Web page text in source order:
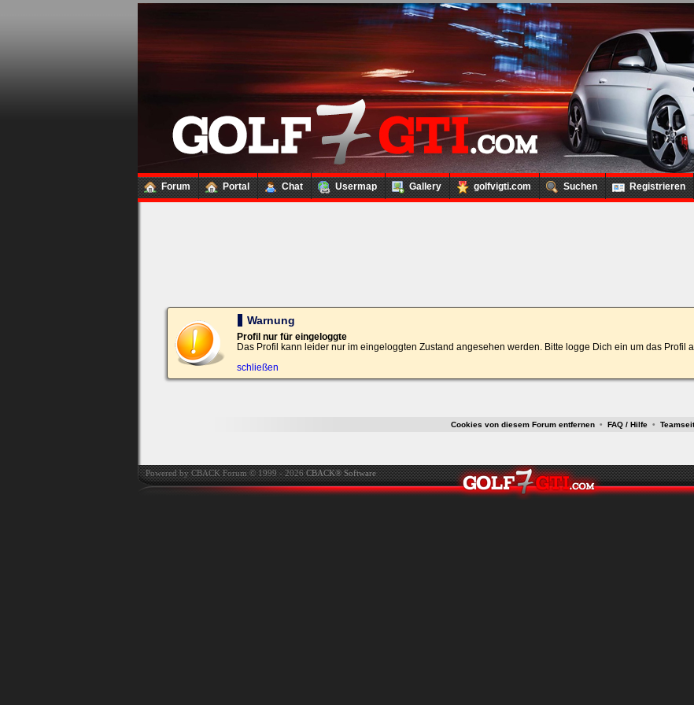
Forum Portal Chat Usermap Gallery golfvigti.com Suchen Registrieren
Loginbox
Trage
bitte
in
die
nachfolgenden
Felder
Deinen
Benutzernamen
und
Kennwort
ein,
um
Bei jedem Besuch
automatisch einloggen.
Warnung
Profil nur für eingeloggte
Das Profil kann leider nur im eingeloggten Zustand angesehen werden. Bitte logge Dich ein um das Profil
schließen
Cookies von diesem Forum entfernen • FAQ / Hilfe •
Powered by CBACK Forum © 1999 - 2026CBACK® Software